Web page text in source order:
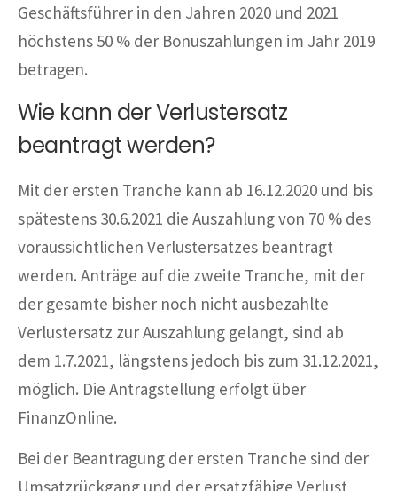
Geschäftsführer in den Jahren 2020 und 2021
höchstens 50 % der Bonuszahlungen im Jahr 2019
betragen.
Wie kann der Verlustersatz
beantragt werden?
Mit der ersten Tranche kann ab 16.12.2020 und bis
spätestens 30.6.2021 die Auszahlung von 70 % des
voraussichtlichen Verlustersatzes beantragt
werden. Anträge auf die zweite Tranche, mit der
der gesamte bisher noch nicht ausbezahlte
Verlustersatz zur Auszahlung gelangt, sind ab
dem 1.7.2021, längstens jedoch bis zum 31.12.2021,
möglich. Die Antragstellung erfolgt über
FinanzOnline.
Bei der Beantragung der ersten Tranche sind der